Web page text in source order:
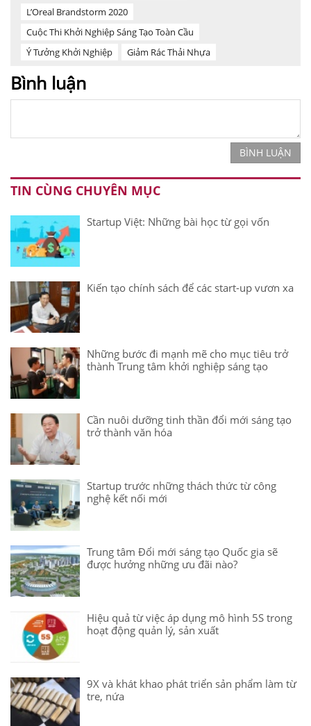
L’Oreal Brandstorm 2020
Cuộc Thi Khởi Nghiệp Sáng Tạo Toàn Cầu
Ý Tưởng Khởi Nghiệp
Giảm Rác Thải Nhựa
Bình luận
BÌNH LUẬN
TIN CÙNG CHUYÊN MỤC
Startup Việt: Những bài học từ gọi vốn
Kiến tạo chính sách để các start-up vươn xa
Những bước đi mạnh mẽ cho mục tiêu trở
thành Trung tâm khởi nghiệp sáng tạo
Cần nuôi dưỡng tinh thần đổi mới sáng tạo
trở thành văn hóa
Startup trước những thách thức từ công
nghệ kết nối mới
Trung tâm Đổi mới sáng tạo Quốc gia sẽ
được hưởng những ưu đãi nào?
Hiệu quả từ việc áp dụng mô hình 5S trong
hoạt động quản lý, sản xuất
9X và khát khao phát triển sản phẩm làm từ
tre, nứa